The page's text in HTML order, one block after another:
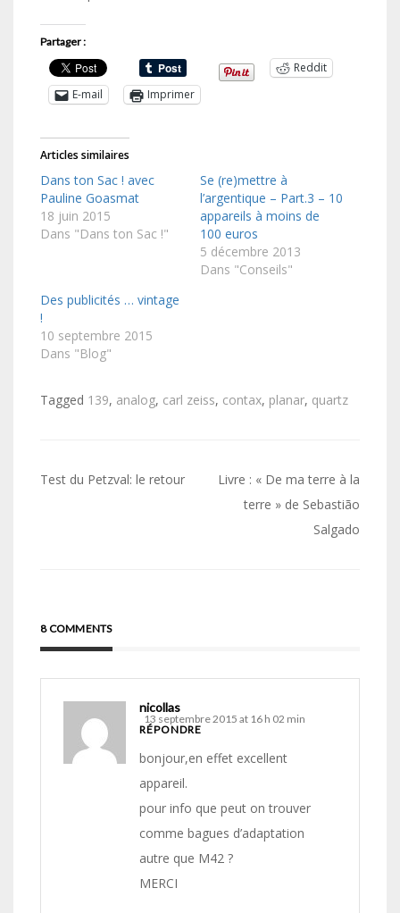
Partager :
Reddit
E-mail
Imprimer
Articles similaires
Dans ton Sac ! avec
Pauline Goasmat
18 juin 2015
Dans "Dans ton Sac !"
Se (re)mettre à
l’argentique – Part.3 – 10
appareils à moins de
100 euros
5 décembre 2013
Dans "Conseils"
Des publicités … vintage
!
10 septembre 2015
Dans "Blog"
Tagged 139, analog, carl zeiss, contax, planar, quartz
Navigation
Test du Petzval: le retour
Livre : « De ma terre à la
terre » de Sebastião
Salgado
8 COMMENTS
nicollas
13 septembre 2015 at 16 h 02 min
RÉPONDRE
bonjour,en effet excellent
appareil.
pour info que peut on trouver
comme bagues d’adaptation
autre que M42 ?
MERCI